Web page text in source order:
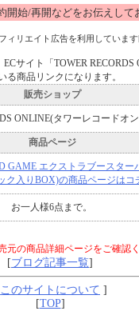
開始/再開などをお伝えして
ィリエイト広告を利用しています
サイト「TOWER RECORDS
る商品リンクになります。
販売ショップ
ONLINE(タワーレコードオ
商品ページ
GAME エクストラブースター
ク入りBOX)の商品ページはコ
お一人様6点まで。
の商品詳細ページをご確認く
[ブログ記事一覧]
このサイトについて ]
[TOP]